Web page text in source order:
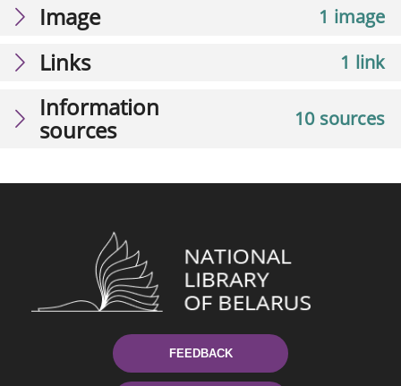
1 image
Image
1 link
Links
10 sources
Information
sources
FEEDBACK